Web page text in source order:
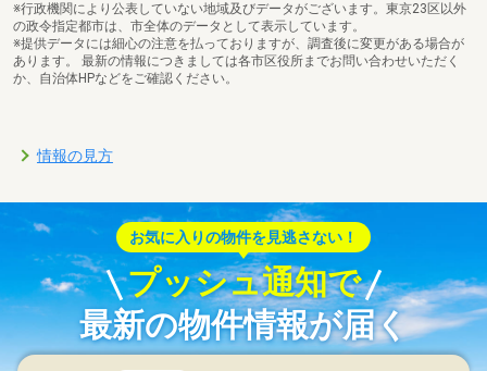
※行政機関により公表していない地域及びデータがございます。東京23区以外
の政令指定都市は、市全体のデータとして表示しています。
※提供データには細心の注意を払っておりますが、調査後に変更がある場合が
あります。 最新の情報につきましては各市区役所までお問い合わせいただく
か、自治体HPなどをご確認ください。
情報の見方
お気に入りの物件を見逃さない！
プッシュ通知で
最新の物件情報が届く